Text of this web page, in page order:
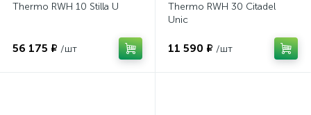
Thermo RWH 10 Stilla U
56 175 ₽ /шт
Thermo RWH 30 Citadel
Unic
11 590 ₽ /шт